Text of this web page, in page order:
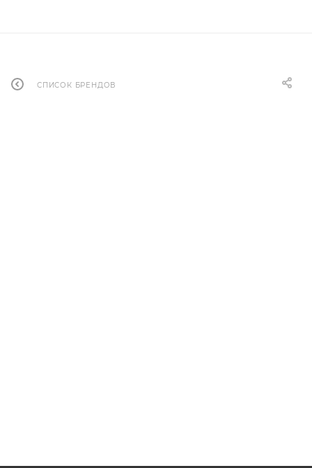
СПИСОК БРЕНДОВ